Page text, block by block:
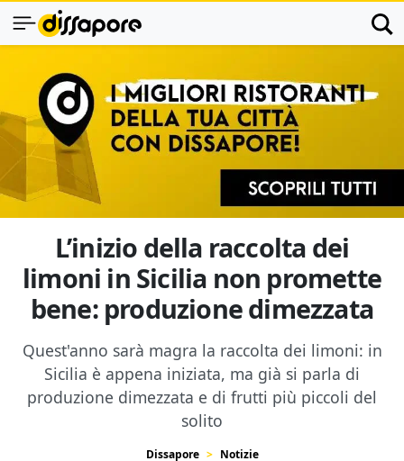
L’inizio della raccolta dei
limoni in Sicilia non promette
bene: produzione dimezzata
Quest'anno sarà magra la raccolta dei limoni: in
Sicilia è appena iniziata, ma già si parla di
produzione dimezzata e di frutti più piccoli del
solito
Dissapore Notizie